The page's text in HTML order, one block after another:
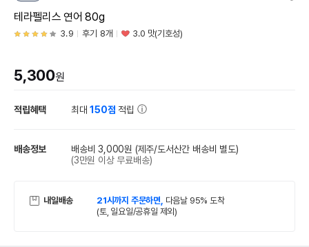
테라펠리스 연어 80g
3.9 후기 8개 3.0 맛(기호성)
5,300원
적립혜택 최대150점 적립
배송정보 배송비 3,000원 (제주/도서산간 배송비 별도)
(3만원 이상 무료배송)
내일배송 21시까지 주문하면, 다음날 95% 도착
(토, 일요일/공휴일 제외)